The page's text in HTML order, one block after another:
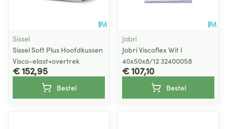
Sissel
Sissel Soft Plus Hoofdkussen
Visco-elast+overtrek
€ 152,95
Bestel
Jobri
Jobri Viscoflex Wit l
40x50x8/12 32400058
€ 107,10
Bestel